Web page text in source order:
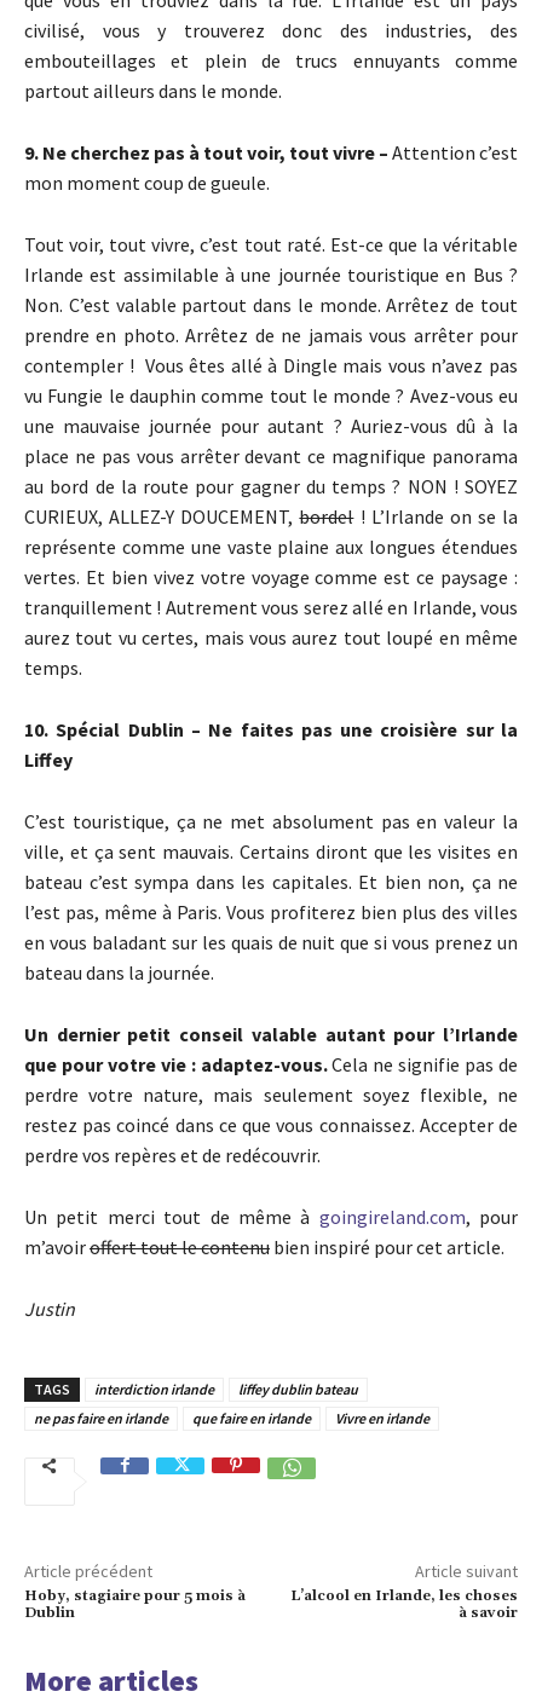
civilisé, vous y trouverez donc des industries, des
embouteillages et plein de trucs ennuyants comme
partout ailleurs dans le monde.
9. Ne cherchez pas à tout voir, tout vivre – Attention c’est
mon moment coup de gueule.
Tout voir, tout vivre, c’est tout raté. Est-ce que la véritable
Irlande est assimilable à une journée touristique en Bus ?
Non. C’est valable partout dans le monde. Arrêtez de tout
prendre en photo. Arrêtez de ne jamais vous arrêter pour
contempler ! Vous êtes allé à Dingle mais vous n’avez pas
vu Fungie le dauphin comme tout le monde ? Avez-vous eu
une mauvaise journée pour autant ? Auriez-vous dû à la
place ne pas vous arrêter devant ce magnifique panorama
au bord de la route pour gagner du temps ? NON ! SOYEZ
CURIEUX, ALLEZ-Y DOUCEMENT,bordel! L’Irlande on se la
représente comme une vaste plaine aux longues étendues
vertes. Et bien vivez votre voyage comme est ce paysage :
tranquillement ! Autrement vous serez allé en Irlande, vous
aurez tout vu certes, mais vous aurez tout loupé en même
temps.
10. Spécial Dublin – Ne faites pas une croisière sur la
Liffey
C’est touristique, ça ne met absolument pas en valeur la
ville, et ça sent mauvais. Certains diront que les visites en
bateau c’est sympa dans les capitales. Et bien non, ça ne
l’est pas, même à Paris. Vous profiterez bien plus des villes
en vous baladant sur les quais de nuit que si vous prenez un
bateau dans la journée.
Un dernier petit conseil valable autant pour l’Irlande
que pour votre vie : adaptez-vous.Cela ne signifie pas de
perdre votre nature, mais seulement soyez flexible, ne
restez pas coincé dans ce que vous connaissez. Accepter de
perdre vos repères et de redécouvrir.
Un petit merci tout de même à goingireland.com, pour
m’avoiroffert tout le contenu bien inspiré pour cet article.
Justin
TAGS interdiction irlande
liffey dublin bateau
ne pas faire en irlande
que faire en irlande Vivre en irlande
Article précédent
Hoby, stagiaire pour 5 mois à
Dublin
Article suivant
L’alcool en Irlande, les choses
à savoir
More articles